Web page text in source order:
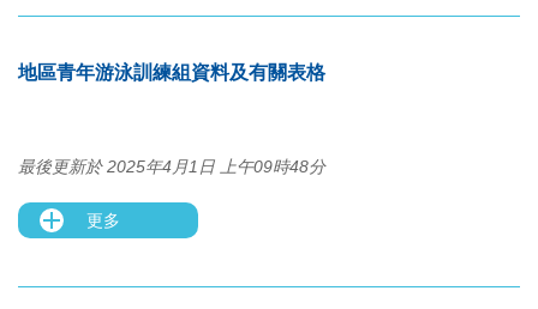
地區青年游泳訓練組資料及有關表格
最後更新於 2025年4月1日 上午09時48分
更多